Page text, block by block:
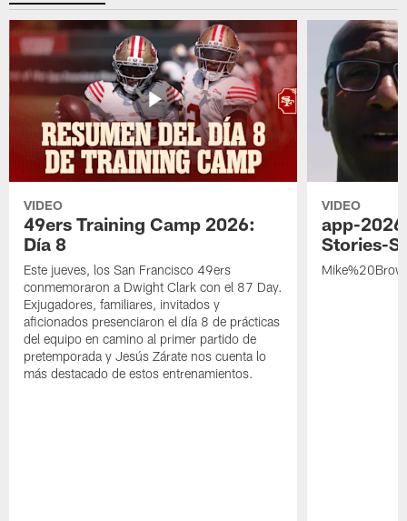
VIDEO
49ers Training Camp 2026:
Día 8
Este jueves, los San Francisco 49ers
conmemoraron a Dwight Clark con el 87 Day.
Exjugadores, familiares, invitados y
aficionados presenciaron el día 8 de prácticas
del equipo en camino al primer partido de
pretemporada y Jesús Zárate nos cuenta lo
más destacado de estos entrenamientos.
VIDEO
app-
Stories-